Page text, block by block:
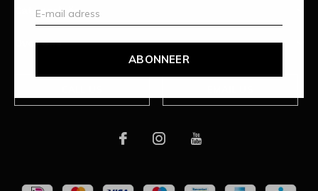
ABONNEER
Categorieën
Over ons